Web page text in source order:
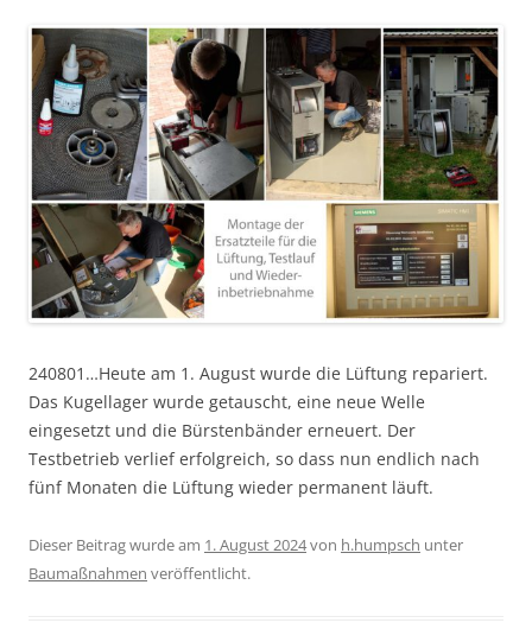
240801…Heute am 1. August wurde die Lüftung repariert.
Das Kugellager wurde getauscht, eine neue Welle
eingesetzt und die Bürstenbänder erneuert. Der
Testbetrieb verlief erfolgreich, so dass nun endlich nach
fünf Monaten die Lüftung wieder permanent läuft.
Dieser Beitrag wurde am 1. August 2024von h.humpsch unter
Baumaßnahmen veröffentlicht.